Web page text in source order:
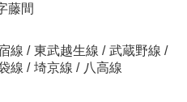
藤間
線 / 東武越生線 / 武蔵野線 /
線 / 埼京線 / 八高線